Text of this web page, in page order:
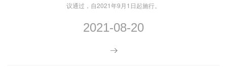
议通过，自2021年9月1日起施行。
2021-08-20